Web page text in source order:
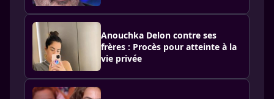
Anouchka Delon contre ses
frères : Procès pour atteinte à la
vie privée